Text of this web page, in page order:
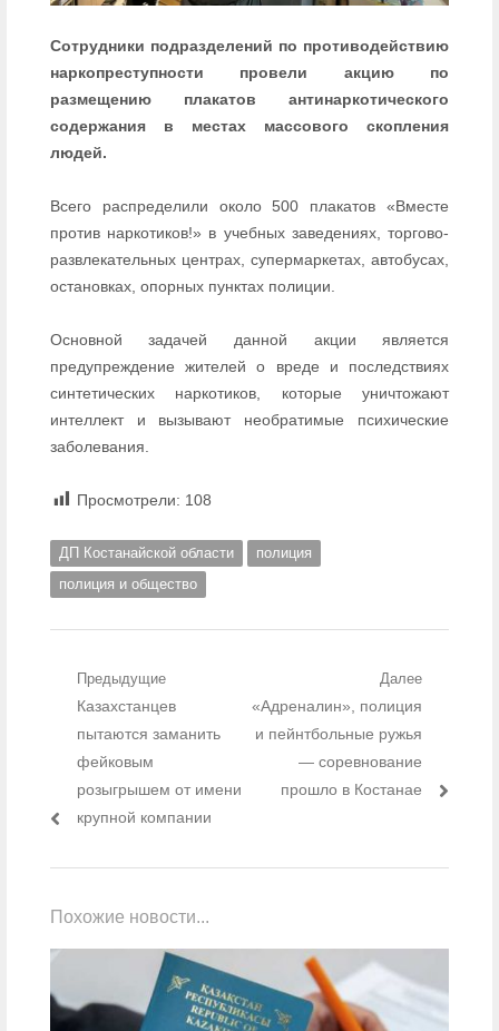
Сотрудники подразделений по противодействию
наркопреступности провели акцию по
размещению плакатов антинаркотического
содержания в местах массового скопления
людей.
Всего распределили около 500 плакатов «Вместе
против наркотиков!» в учебных заведениях, торгово-
развлекательных центрах, супермаркетах, автобусах,
остановках, опорных пунктах полиции.
Основной задачей данной акции является
предупреждение жителей о вреде и последствиях
синтетических наркотиков, которые уничтожают
интеллект и вызывают необратимые психические
заболевания.
Просмотрели: 108
ДП Костанайской области
полиция
полиция и общество
Навигация по записям
Предыдущие
Предыдущий пост:
Казахстанцев
пытаются заманить
фейковым
розыгрышем от имени
крупной компании
Далее
Следующий пост:
«Адреналин», полиция
и пейнтбольные ружья
— соревнование
прошло в Костанае
Похожие новости...